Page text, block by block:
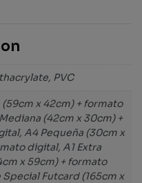
PVC
x 42cm) + formato
(42cm x 30cm) +
A4 Pequeña (30cm x
digital, A1 Extra
x 59cm) + formato
Futcard (165cm x